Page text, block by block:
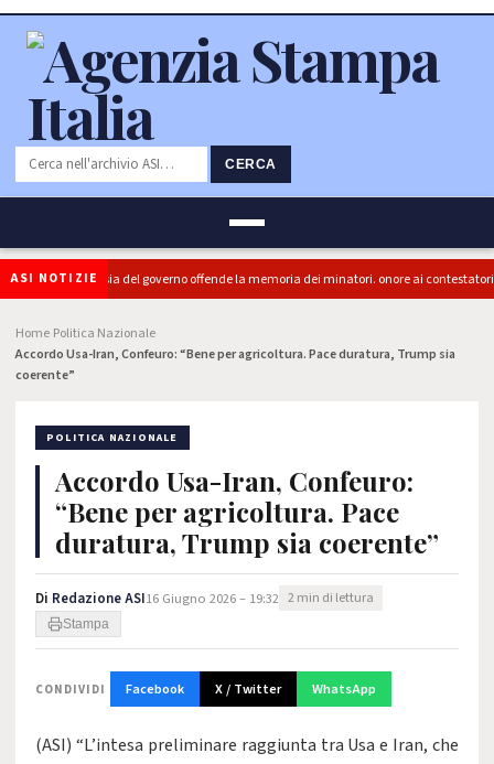
CERCA
ASI NOTIZIE
(PRC): "L'Ipocrisia del governo offende la memoria dei minatori. onore ai contestatori"
Home Politica Nazionale
Accordo Usa-Iran, Confeuro: “Bene per agricoltura. Pace duratura, Trump sia
coerente”
POLITICA NAZIONALE
Accordo Usa-Iran, Confeuro:
“Bene per agricoltura. Pace
duratura, Trump sia coerente”
Di Redazione ASI16 Giugno 2026 – 19:32 2 min di lettura
Stampa
CONDIVIDI Facebook X / Twitter WhatsApp
(ASI) “L’intesa preliminare raggiunta tra Usa e Iran, che